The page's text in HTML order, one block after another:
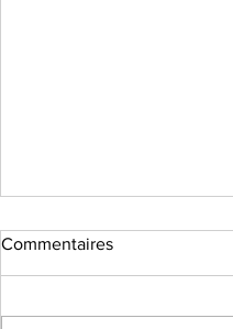
Commentaires